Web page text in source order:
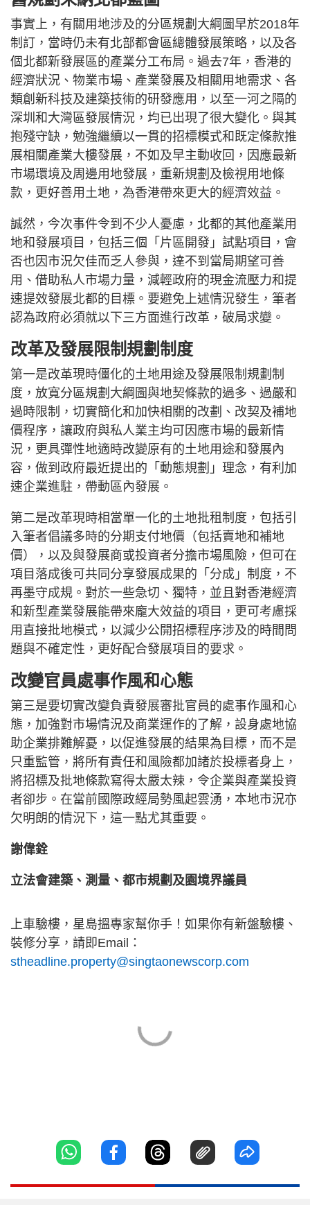
事實上，有關用地涉及的分區規劃大綱圖早於2018年
制訂，當時仍未有北部都會區總體發展策略，以及各
個北都新發展區的產業分工布局。過去7年，香港的
經濟狀況、物業市場、產業發展及相關用地需求、各
類創新科技及建築技術的研發應用，以至一河之隔的
深圳和大灣區發展情況，均已出現了很大變化。與其
抱殘守缺，勉強繼續以一貫的招標模式和既定條款推
展相關產業大樓發展，不如及早主動收回，因應最新
市場環境及周邊用地發展，重新規劃及檢視用地條
款，更好善用土地，為香港帶來更大的經濟效益。
誠然，今次事件令到不少人憂慮，北都的其他產業用
地和發展項目，包括三個「片區開發」試點項目，會
否也因市況欠佳而乏人參與，達不到當局期望可善
用、借助私人市場力量，減輕政府的現金流壓力和提
速提效發展北都的目標。要避免上述情況發生，筆者
認為政府必須就以下三方面進行改革，破局求變。
改革及發展限制規劃制度
第一是改革現時僵化的土地用途及發展限制規劃制
度，放寬分區規劃大綱圖與地契條款的過多、過嚴和
過時限制，切實簡化和加快相關的改劃、改契及補地
價程序，讓政府與私人業主均可因應市場的最新情
況，更具彈性地適時改變原有的土地用途和發展內
容，做到政府最近提出的「動態規劃」理念，有利加
速企業進駐，帶動區內發展。
第二是改革現時相當單一化的土地批租制度，包括引
入筆者倡議多時的分期支付地價（包括賣地和補地
價），以及與發展商或投資者分擔市場風險，但可在
項目落成後可共同分享發展成果的「分成」制度，不
再墨守成規。對於一些急切、獨特，並且對香港經濟
和新型產業發展能帶來龐大效益的項目，更可考慮採
用直接批地模式，以減少公開招標程序涉及的時間問
題與不確定性，更好配合發展項目的要求。
改變官員處事作風和心態
第三是要切實改變負責發展審批官員的處事作風和心
態，加強對市場情況及商業運作的了解，設身處地協
助企業排難解憂，以促進發展的結果為目標，而不是
只重監管，將所有責任和風險都加諸於投標者身上，
將招標及批地條款寫得太嚴太辣，令企業與產業投資
者卻步。在當前國際政經局勢風起雲湧，本地市況亦
欠明朗的情況下，這一點尤其重要。
謝偉銓
立法會建築、測量、都市規劃及園境界議員
上車驗樓，星島搵專家幫你手！如果你有新盤驗樓、
裝修分享，請即Email：
stheadline.property@singtaonewscorp.com